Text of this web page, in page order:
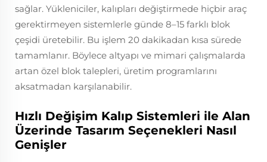
sağlar. Yükleniciler, kalıpları değiştirmede hiçbir araç
gerektirmeyen sistemlerle günde 8–15 farklı blok
çeşidi üretebilir. Bu işlem 20 dakikadan kısa sürede
tamamlanır. Böylece altyapı ve mimari çalışmalarda
artan özel blok talepleri, üretim programlarını
aksatmadan karşılanabilir.
Hızlı Değişim Kalıp Sistemleri ile Alan
Üzerinde Tasarım Seçenekleri Nasıl
Genişler